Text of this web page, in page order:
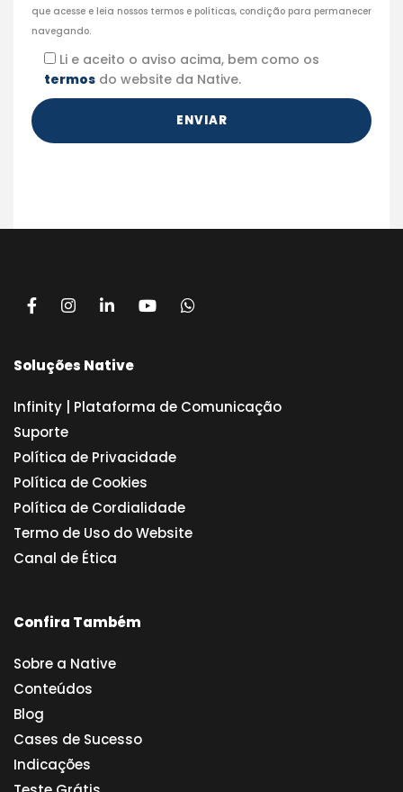
que acesse e leia nossos termos e políticas, condição para permanecer
navegando.
Li e aceito o aviso acima, bem como os
termos do website da Native.
Soluções Native
Infinity | Plataforma de Comunicação
Suporte
Política de Privacidade
Política de Cookies
Política de Cordialidade
Termo de Uso do Website
Canal de Ética
Confira Também
Sobre a Native
Conteúdos
Blog
Cases de Sucesso
Indicações